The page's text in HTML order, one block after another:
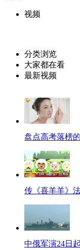
视频
分类浏览
大家都在看
最新视频
盘点高考落榜
传《喜羊羊》
中俄军演24日